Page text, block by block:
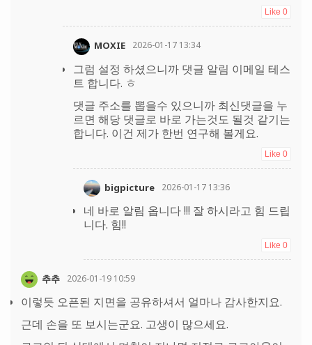
Like 0
MOXIE 2026-01-17 13:34
그럼 설정 하셨으니까 댓글 알림 이메일 테스
트 합니다. ㅎ
댓글 주소를 뽑을수 있으니까 최신댓글을 누
르면 해당 댓글로 바로 가는것도 될것 같기는
합니다. 이건 제가 한번 연구해 볼게요.
Like 0
bigpicture 2026-01-17 13:36
네 바로 알림 옵니다 !!! 잘 하시라고 힘 드립
니다. 힘!!
Like 0
추추 2026-01-19 10:59
이렇듯 오픈된 지면을 공유하셔서 얼마나 감사한지요.
근데 손을 또 보시는군요. 고생이 많으세요.